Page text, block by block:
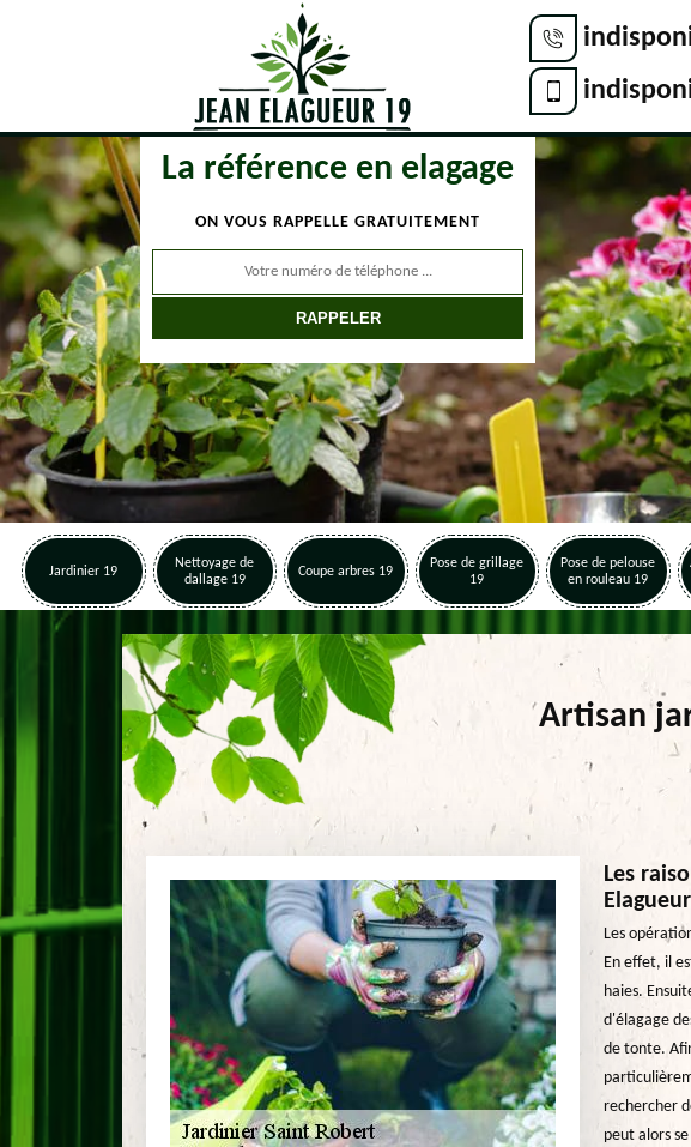
La référence en elagage
ON VOUS RAPPELLE GRATUITEMENT
Jardinier 19
Nettoyage de
dallage 19
Coupe arbres 19
Pose de grillage
19
Pose de pelouse
en rouleau 19
Artisan
Les
Les
En effet, il
haies.
d'élagage
de tonte.
rechercher
peut alors